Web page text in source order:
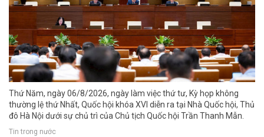
Thứ Năm, ngày 06/8/2026, ngày làm việc thứ tư, Kỳ họp không
thường lệ thứ Nhất, Quốc hội khóa XVI diễn ra tại Nhà Quốc hội, Thủ
đô Hà Nội dưới sự chủ trì của Chủ tịch Quốc hội Trần Thanh Mẫn.
Tin trong nước